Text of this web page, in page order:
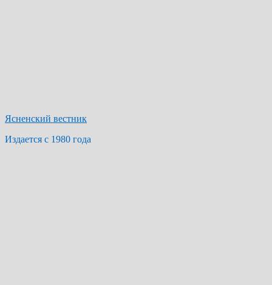
Ясненский вестник
Издается с 1980 года